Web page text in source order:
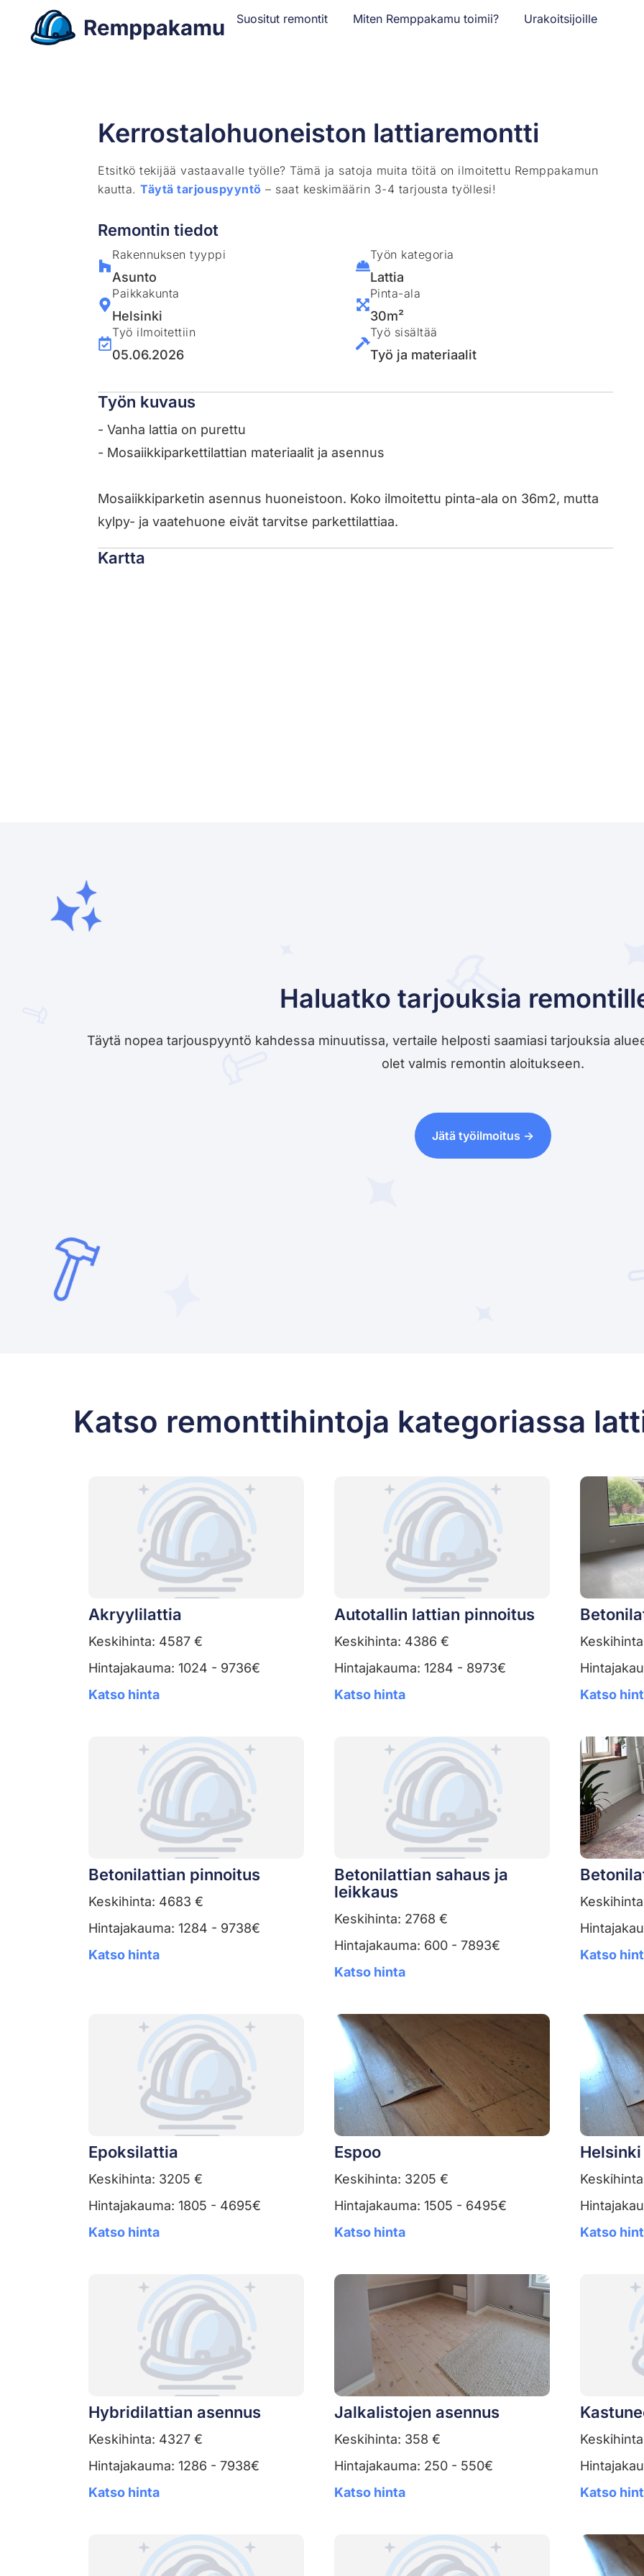
Suositut remontit Miten Remppakamu toimii? Urakoitsijoille
Kerrostalohuoneiston lattiaremontti
Etsitkö tekijää vastaavalle työlle? Tämä ja satoja muita töitä on ilmoitettu Remppakamun
kautta.Täytä tarjouspyyntö – saat keskimäärin 3-4 tarjousta työllesi!
Remontin tiedot
Rakennuksen tyyppi
Asunto
Paikkakunta
Helsinki
Työ ilmoitettiin
05.06.2026
Työn kategoria
Lattia
Pinta-ala
30m²
Työ sisältää
Työ ja materiaalit
Työn kuvaus
- Vanha lattia on purettu
- Mosaiikkiparkettilattian materiaalit ja asennus
Mosaiikkiparketin asennus huoneistoon. Koko ilmoitettu pinta-ala on 36m2, mutta
kylpy- ja vaatehuone eivät tarvitse parkettilattiaa.
Kartta
Haluatko tarjouksia
Täytä nopea tarjouspyyntö kahdessa minuutissa, vertaile helposti saamiasi tarjouksia
olet valmis remontin aloitukseen.
Jätä työilmoitus ->
Katso remonttihintoja kategoriassa
Akryylilattia
Keskihinta: 4587 €
Hintajakauma: 1024 - 9736€
Katso hinta
Autotallin lattian pinnoitus
Keskihinta: 4386 €
Hintajakauma: 1284 - 8973€
Katso hinta
Katso
Betonilattian pinnoitus
Keskihinta: 4683 €
Hintajakauma: 1284 - 9738€
Katso hinta
Betonilattian sahaus ja
leikkaus
Keskihinta: 2768 €
Hintajakauma: 600 - 7893€
Katso hinta
Katso
Epoksilattia
Keskihinta: 3205 €
Hintajakauma: 1805 - 4695€
Katso hinta
Espoo
Keskihinta: 3205 €
Hintajakauma: 1505 - 6495€
Katso hinta
Helsinki
Katso
Hybridilattian asennus
Keskihinta: 4327 €
Hintajakauma: 1286 - 7938€
Katso hinta
Jalkalistojen asennus
Keskihinta: 358 €
Hintajakauma: 250 - 550€
Katso hinta
Katso